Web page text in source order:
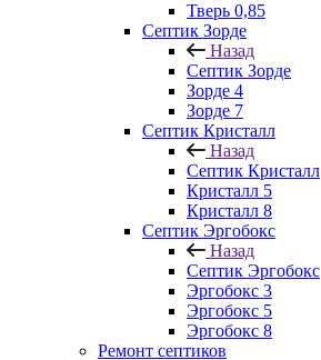
Тверь 0,85
Септик Зорде
Назад
Септик Зорде
Зорде 4
Зорде 7
Септик Кристалл
Назад
Септик Кристалл
Кристалл 5
Кристалл 8
Септик Эргобокс
Назад
Септик Эргобокс
Эргобокс 3
Эргобокс 5
Эргобокс 8
Ремонт септиков